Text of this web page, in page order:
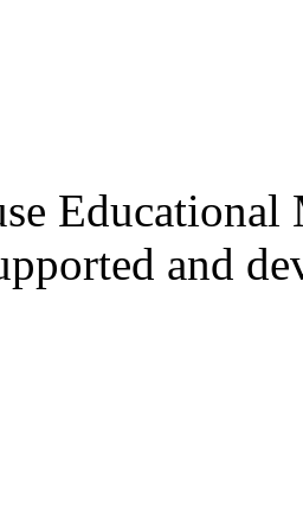
and